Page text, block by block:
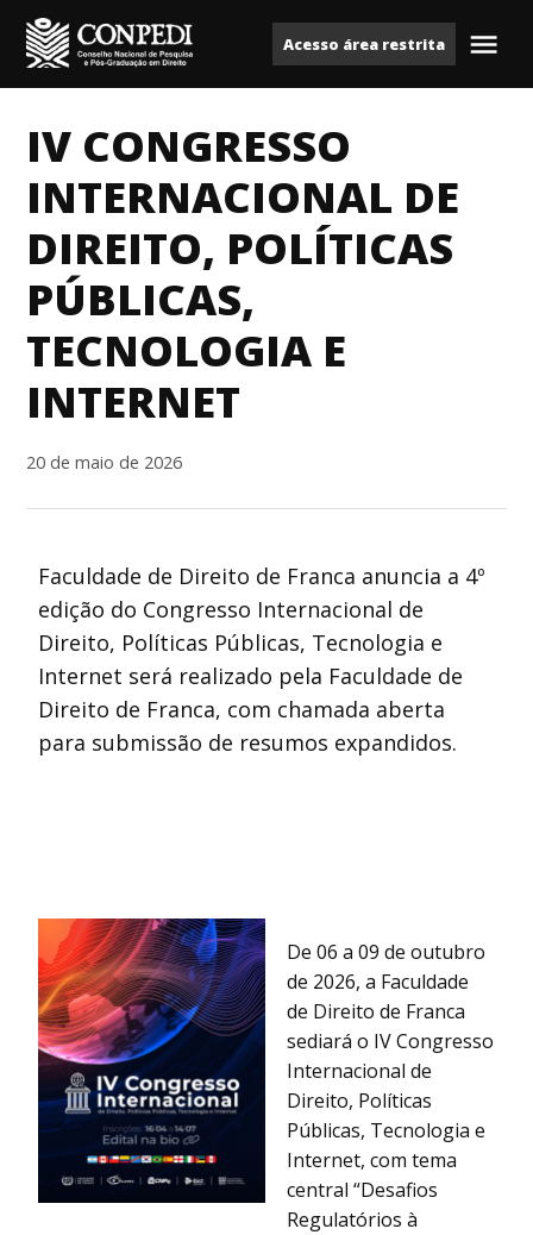
para
o
ConpediAcesso área restrita
IV CONGRESSO
INTERNACIONAL DE
DIREITO, POLÍTICAS
PÚBLICAS,
TECNOLOGIA E
INTERNET
20 de maio de 2026
Faculdade de Direito de Franca anuncia a 4º
edição do Congresso Internacional de
Direito, Políticas Públicas, Tecnologia e
Internet será realizado pela Faculdade de
Direito de Franca, com chamada aberta
para submissão de resumos expandidos.
De 06 a 09 de outubro
de 2026, a Faculdade
de Direito de Franca
sediará o IV Congresso
Internacional de
Direito, Políticas
Públicas, Tecnologia e
Internet, com tema
central “Desafios
Regulatórios à